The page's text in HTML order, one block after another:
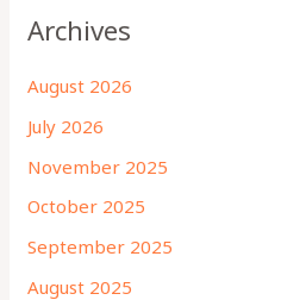
Archives
August 2026
July 2026
November 2025
October 2025
September 2025
August 2025